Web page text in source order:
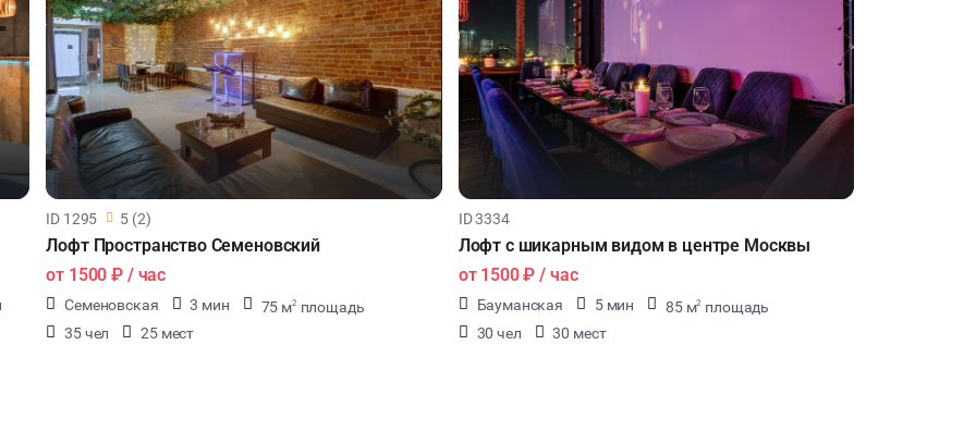
ID 1295 5 (2)
Лофт Пространство Семеновский
от 1500 ₽ / час
Семеновская 3 мин 75 м2 площадь
35 чел
25 мест
ID 3334
Лофт с шикарным видом в центре Москвы
от 1500 ₽ / час
Бауманская 5 мин 85 м2 площадь
30 чел
30 мест